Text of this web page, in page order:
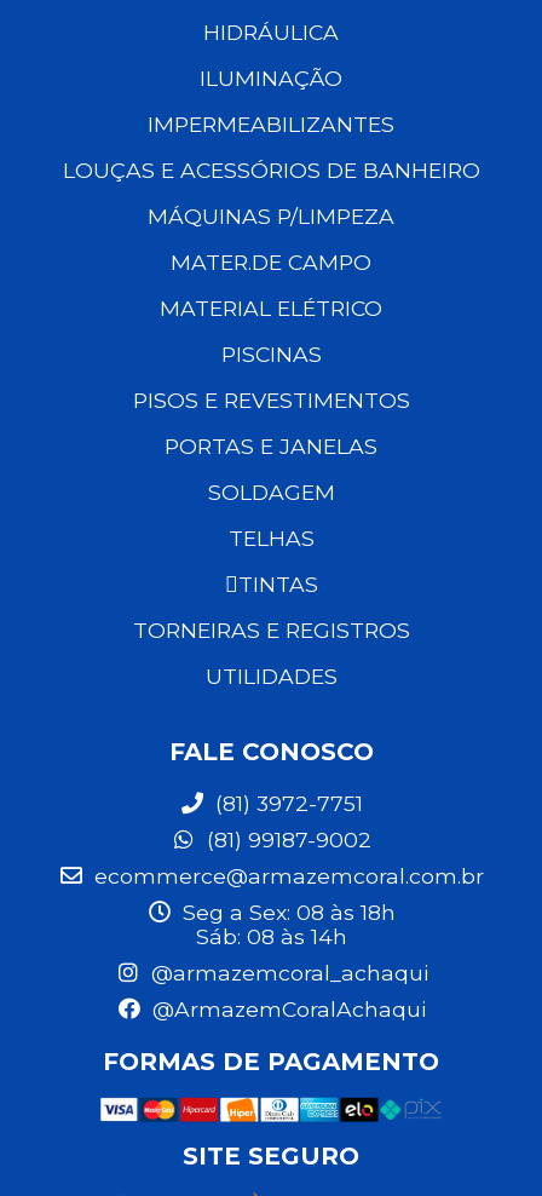
HIDRÁULICA
ILUMINAÇÃO
IMPERMEABILIZANTES
LOUÇAS E ACESSÓRIOS DE BANHEIRO
MÁQUINAS P/LIMPEZA
MATER.DE CAMPO
MATERIAL ELÉTRICO
PISCINAS
PISOS E REVESTIMENTOS
PORTAS E JANELAS
SOLDAGEM
TELHAS
TINTAS
TORNEIRAS E REGISTROS
UTILIDADES
FALE CONOSCO
(81) 3972-7751
(81) 99187-9002
ecommerce@armazemcoral.com.br
Seg a Sex: 08 às 18h
Sáb: 08 às 14h
@armazemcoral_achaqui
@ArmazemCoralAchaqui
FORMAS DE PAGAMENTO
SITE SEGURO